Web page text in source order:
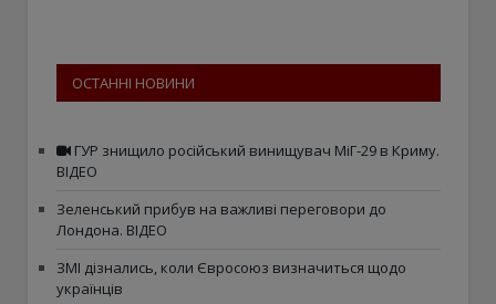
ОСТАННІ НОВИНИ
ГУР знищило російський винищувач МіГ-29 в Криму.
ВІДЕО
Зеленський прибув на важливі переговори до
Лондона. ВІДЕО
ЗМІ дізнались, коли Євросоюз визначиться щодо
українців